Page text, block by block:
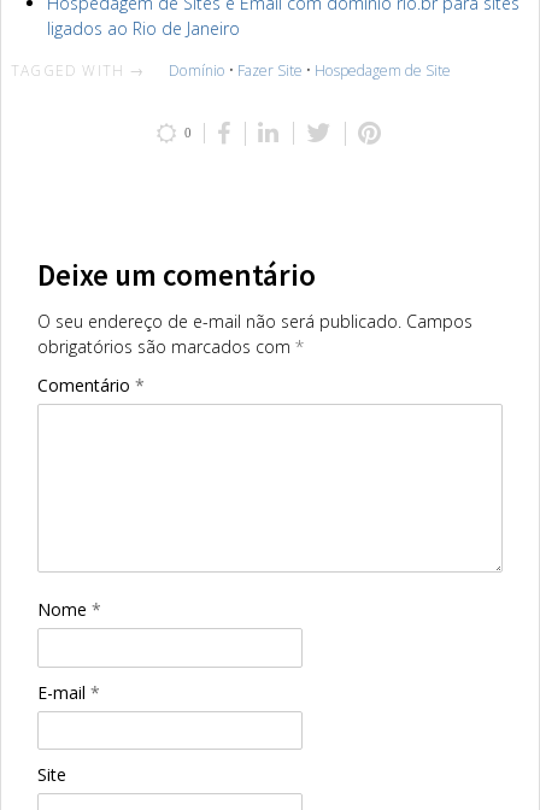
ligados ao Rio de Janeiro
TAGGED WITH → Domínio • Fazer Site • Hospedagem de Site
0
Deixe um comentário
O seu endereço de e-mail não será publicado. Campos
obrigatórios são marcados com *
Comentário *
Nome *
E-mail *
Site